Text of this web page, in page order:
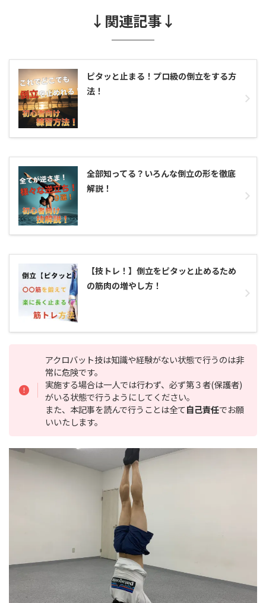
↓関連記事↓
ピタッと止まる！プロ級の倒立をする方
法！
全部知ってる？いろんな倒立の形を徹底
解説！
【技トレ！】倒立をピタッと止めるため
の筋肉の増やし方！
アクロバット技は知識や経験がない状態で行うのは非
常に危険です。
実施する場合は一人では行わず、必ず第３者(保護者)
がいる状態で行うようにしてください。
また、本記事を読んで行うことは全て自己責任でお願
いいたします。